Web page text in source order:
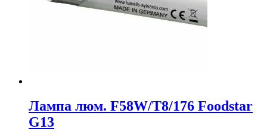
Лампа люм. F58W/T8/176 Foodstar
G13